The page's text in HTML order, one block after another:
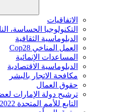
الاتفاقيات
التكنولوجيا الحساسة،
الدبلوماسية الثقافية
العمل المناخي Cop28
المساعدات الإنمائية
الدبلوماسية الاقتصادية
مكافحة الاتجار بالبشر
حقوق العمال
ترشيح دولة الإمارات
التابع للأمم المتحدة 2022-2024